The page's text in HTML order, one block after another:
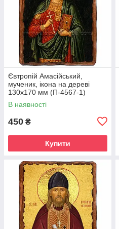
Євтропій Амасійський,
мученик, ікона на дереві
130х170 мм (П-4567-1)
В наявності
450 ₴
Купити